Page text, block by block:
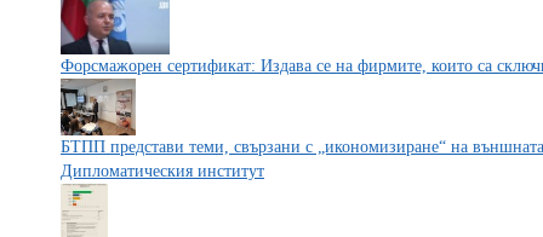
Форсмажорен сертификат: Издава се на фирмите, които са
БТПП представи теми, свързани с „икономизиране“ на
Дипломатическия институт